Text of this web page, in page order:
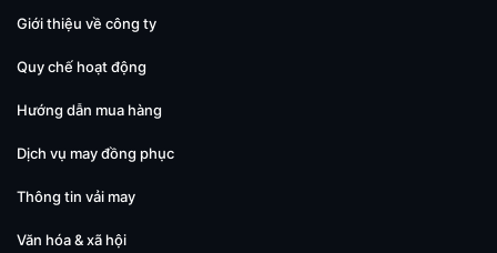
Giới thiệu về công ty
Quy chế hoạt động
Hướng dẫn mua hàng
Dịch vụ may đồng phục
Thông tin vải may
Văn hóa & xã hội